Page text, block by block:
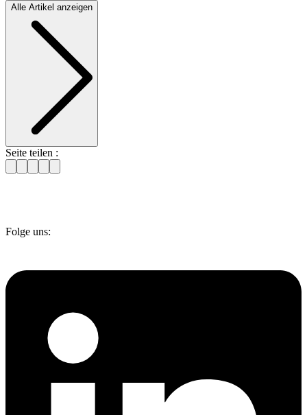
Alle Artikel anzeigen
Seite teilen :
Folge uns: